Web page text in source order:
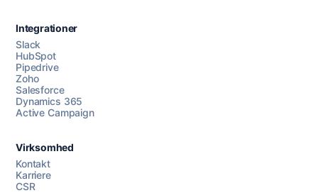
Chat med os
AI Campaign Assist
Integrationer
Slack
HubSpot
Pipedrive
Zoho
Salesforce
Dynamics 365
Active Campaign
Virksomhed
Kontakt
Karriere
CSR